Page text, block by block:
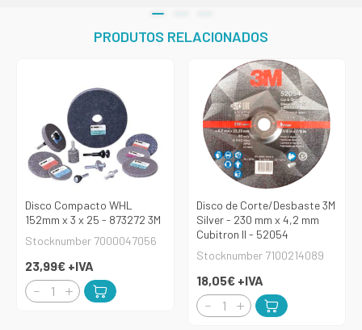
PRODUTOS RELACIONADOS
Disco Compacto WHL
152mm x 3 x 25 - 873272 3M
Stocknumber 7000047056
23,99€ +IVA
Disco de Corte/Desbaste 3M
Silver - 230 mm x 4,2 mm
Cubitron II - 52054
Stocknumber 7100214089
18,05€ +IVA